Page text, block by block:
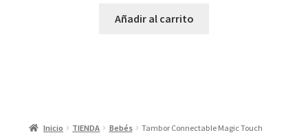
originalactual
Añadir al carrito
Inicio TIENDA Bebés Tambor Connectable Magic Touch